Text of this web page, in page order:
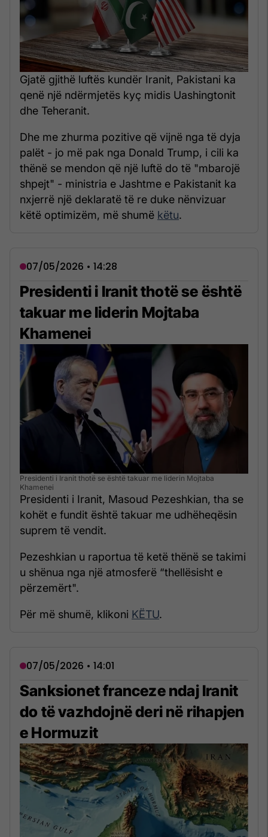
Gjatë gjithë luftës kundër Iranit, Pakistani ka
qenë një ndërmjetës kyç midis Uashingtonit
dhe Teheranit.
Dhe me zhurma pozitive që vijnë nga të dyja
palët - jo më pak nga Donald Trump, i cili ka
thënë se mendon që një luftë do të "mbarojë
shpejt" - ministria e Jashtme e Pakistanit ka
nxjerrë një deklaratë të re duke nënvizuar
këtë optimizëm, më shumë këtu.
07/05/2026 • 14:28
Presidenti i Iranit thotë se është
takuar me liderin Mojtaba
Khamenei
Presidenti i Iranit thotë se është takuar me liderin Mojtaba
Khamenei
Presidenti i Iranit, Masoud Pezeshkian, tha se
kohët e fundit është takuar me udhëheqësin
suprem të vendit.
Pezeshkian u raportua të ketë thënë se takimi
u shënua nga një atmosferë “thellësisht e
përzemërt".
Për më shumë, klikoni KËTU.
07/05/2026 • 14:01
Sanksionet franceze ndaj Iranit
do të vazhdojnë deri në rihapjen
e Hormuzit